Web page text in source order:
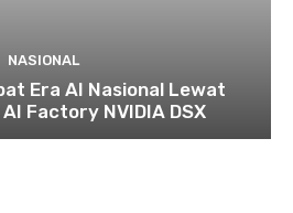
NASIONAL
Era AI Nasional Lewat
Factory NVIDIA DSX